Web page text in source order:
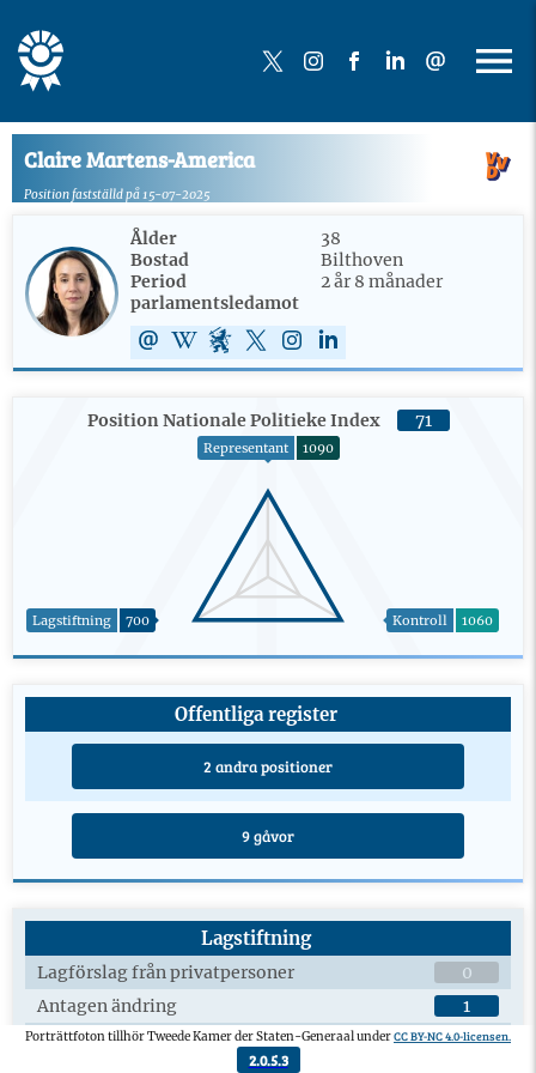
Claire Martens-America
Position fastställd på 15-07-2025
Ålder
38
Bostad
Bilthoven
Period
parlamentsledamot
2 år 8 månader
Position Nationale Politieke Index 71
Lagstiftning 700
Representant 1090
Kontroll 1060
Offentliga register
2 andra positioner
9 gåvor
Lagstiftning
Lagförslag från privatpersoner
0
Antagen ändring
1
Plenardebatter om lagförslag
7
Porträttfoton tillhör Tweede Kamer der Staten-Generaal underCC BY-NC 4.0-licensen.
2.0.5.3